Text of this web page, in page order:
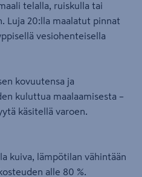
telalla, ruiskulla tai
Luja 20:lla maalatut pinnat
vesiohenteisella
kovuutensa ja
kuluttua maalaamisesta –
käsitellä varoen.
kuiva, lämpötilan vähintään
alle 80 %.